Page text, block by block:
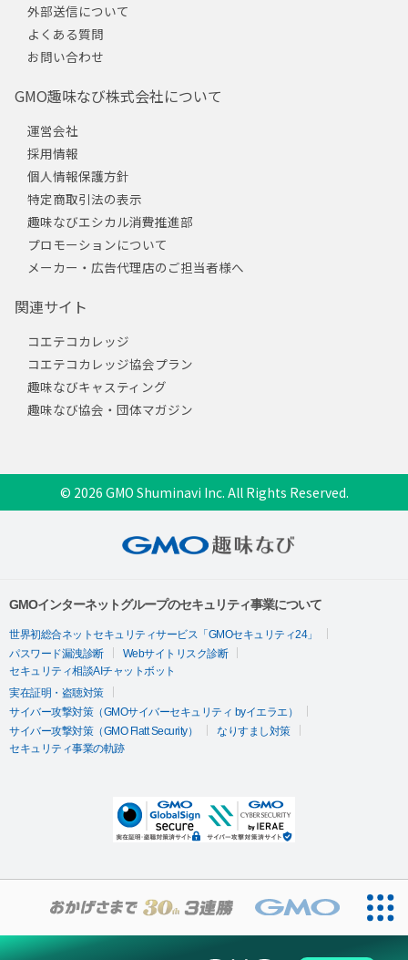
外部送信について
よくある質問
お問い合わせ
GMO趣味なび株式会社について
運営会社
採用情報
個人情報保護方針
特定商取引法の表示
趣味なびエシカル消費推進部
プロモーションについて
メーカー・広告代理店のご担当者様へ
関連サイト
コエテコカレッジ
コエテコカレッジ協会プラン
趣味なびキャスティング
趣味なび協会・団体マガジン
© 2026 GMO Shuminavi Inc. All Rights Reserved.